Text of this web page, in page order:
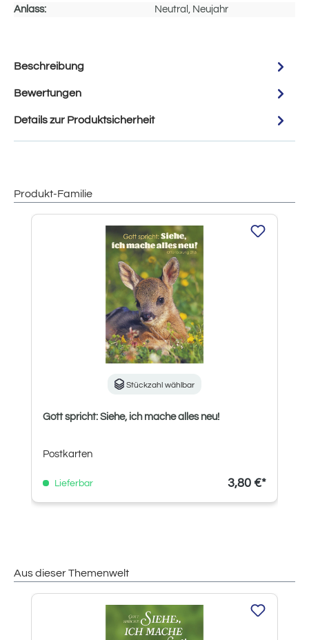
Anlass:
Neutral, Neujahr
Beschreibung
Bewertungen
Details zur Produktsicherheit
Produkt-Familie
Produktgalerie überspringen
Stückzahl wählbar
Gott spricht: Siehe, ich mache alles neu!
Postkarten
Lieferbar 3,80 €*
Aus dieser Themenwelt
Produktgalerie überspringen